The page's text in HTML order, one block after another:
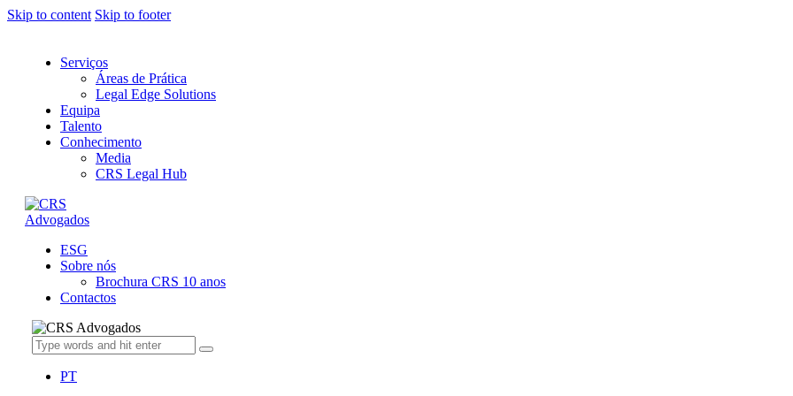
Skip to content Skip to footer
Serviços
Áreas de Prática
Legal Edge Solutions
Equipa
Talento
Conhecimento
Media
CRS Legal Hub
ESG
Sobre nós
Brochura CRS 10 anos
Contactos
PT